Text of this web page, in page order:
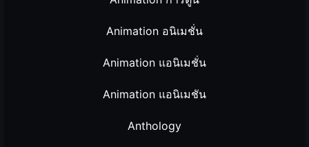
Animation อนิเมชั่น
Animation แอนิเมชั่น
Animation แอนิเมชัน
Anthology